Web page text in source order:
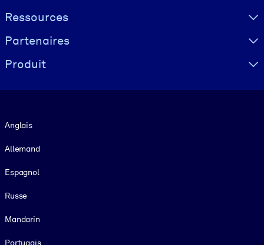
Ressources
Partenaires
Produit
Anglais
Allemand
Espagnol
Russe
Mandarin
Portugais